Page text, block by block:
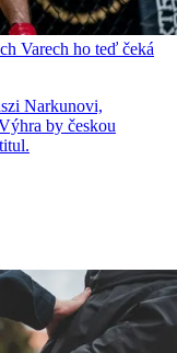
Varech ho teď čeká
Narkunovi,
by českou